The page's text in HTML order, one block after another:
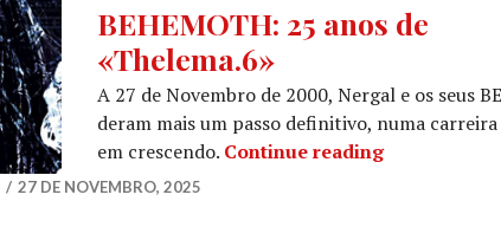
BEHEMOTH: 25 anos de
«Thelema.6»
A 27 de Novembro de 2000, Nergal e os seus
deram mais um passo definitivo, numa
em crescendo. Continue reading
27 DE NOVEMBRO, 2025